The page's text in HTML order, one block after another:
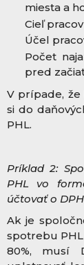
miesta a
Cieľ
Účel
Počet
pred
V prípade,
si do
PHL.
Príklad 2:
PHL vo
účtovať o
Ak je
spotrebu
80%, musí